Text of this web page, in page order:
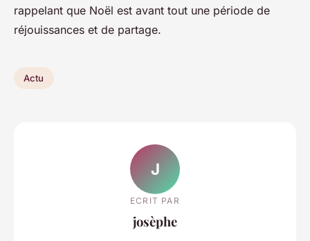
rappelant que Noël est avant tout une période de
réjouissances et de partage.
Actu
J
ECRIT PAR
josèphe